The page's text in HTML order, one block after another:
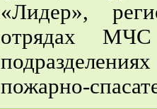
«Лидер»,
отрядах
пожарно-